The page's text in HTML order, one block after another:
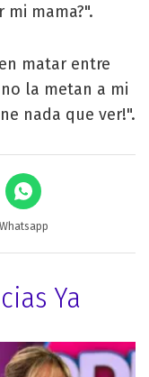
mama?".
matar entre
no la metan a mi
nada que ver!".
Whatsapp
Ya